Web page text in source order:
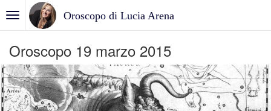
Oroscopo di Lucia Arena
Oroscopo 19 marzo 2015